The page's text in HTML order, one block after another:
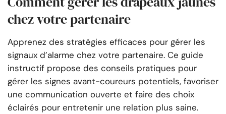
chez votre partenaire
Apprenez des stratégies efficaces pour gérer les
signaux d’alarme chez votre partenaire. Ce guide
instructif propose des conseils pratiques pour
gérer les signes avant-coureurs potentiels, favoriser
une communication ouverte et faire des choix
éclairés pour entretenir une relation plus saine.